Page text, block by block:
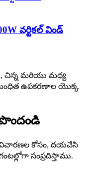
వర్టికల్ విండ్
చిన్న మరియు మధ్య
ఉపకరణాల యొక్క
విచారణల కోసం, దయచేసి
సంప్రదిస్తాము.